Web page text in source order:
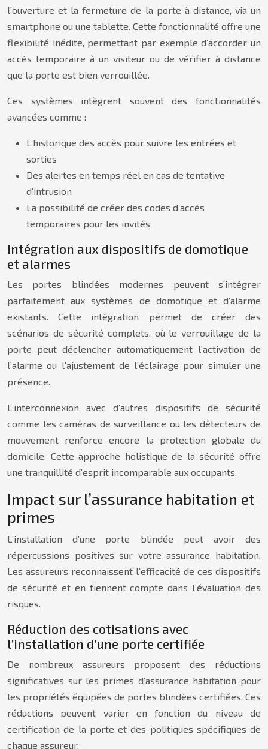
l’ouverture et la fermeture de la porte à distance, via un
smartphone ou une tablette. Cette fonctionnalité offre une
flexibilité inédite, permettant par exemple d’accorder un
accès temporaire à un visiteur ou de vérifier à distance
que la porte est bien verrouillée.
Ces systèmes intègrent souvent des fonctionnalités
avancées comme :
L’historique des accès pour suivre les entrées et
sorties
Des alertes en temps réel en cas de tentative
d’intrusion
La possibilité de créer des codes d’accès
temporaires pour les invités
Intégration aux dispositifs de domotique
et alarmes
Les portes blindées modernes peuvent s’intégrer
parfaitement aux systèmes de domotique et d’alarme
existants. Cette intégration permet de créer des
scénarios de sécurité complets, où le verrouillage de la
porte peut déclencher automatiquement l’activation de
l’alarme ou l’ajustement de l’éclairage pour simuler une
présence.
L’interconnexion avec d’autres dispositifs de sécurité
comme les caméras de surveillance ou les détecteurs de
mouvement renforce encore la protection globale du
domicile. Cette approche holistique de la sécurité offre
une tranquillité d’esprit incomparable aux occupants.
Impact sur l’assurance habitation et
primes
L’installation d’une porte blindée peut avoir des
répercussions positives sur votre assurance habitation.
Les assureurs reconnaissent l’efficacité de ces dispositifs
de sécurité et en tiennent compte dans l’évaluation des
risques.
Réduction des cotisations avec
l’installation d’une porte certifiée
De nombreux assureurs proposent des réductions
significatives sur les primes d’assurance habitation pour
les propriétés équipées de portes blindées certifiées. Ces
réductions peuvent varier en fonction du niveau de
certification de la porte et des politiques spécifiques de
chaque assureur.